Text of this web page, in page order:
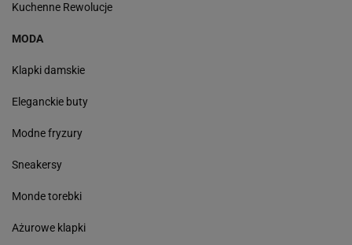
Kuchenne Rewolucje
MODA
Klapki damskie
Eleganckie buty
Modne fryzury
Sneakersy
Monde torebki
Ażurowe klapki